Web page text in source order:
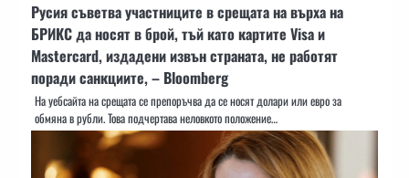
Русия съветва участниците в срещата на върха на
БРИКС да носят в брой, тъй като картите Visa и
Mastercard, издадени извън страната, не работят
поради санкциите, – Bloomberg
На уебсайта на срещата се препоръчва да се носят долари или евро за
обмяна в рубли. Това подчертава неловкото положение…